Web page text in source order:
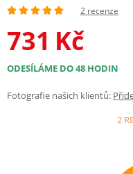
2 recenze
731 Kč
ODESÍLÁME DO 48 HODIN
Fotografie našich klientů:
2